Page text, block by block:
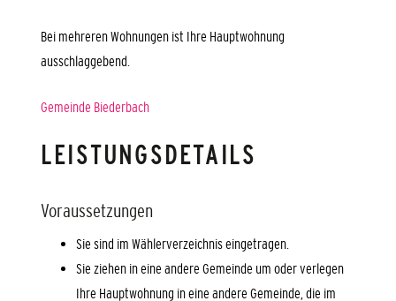
Bei mehreren Wohnungen ist Ihre Hauptwohnung
ausschlaggebend.
Gemeinde Biederbach
LEISTUNGSDETAILS
Voraussetzungen
Sie sind im Wählerverzeichnis eingetragen.
Sie ziehen in eine andere Gemeinde um oder verlegen
Ihre Hauptwohnung in eine andere Gemeinde, die im